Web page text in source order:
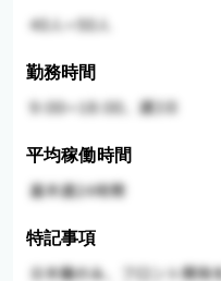
勤務時間
平均稼働時間
特記事項